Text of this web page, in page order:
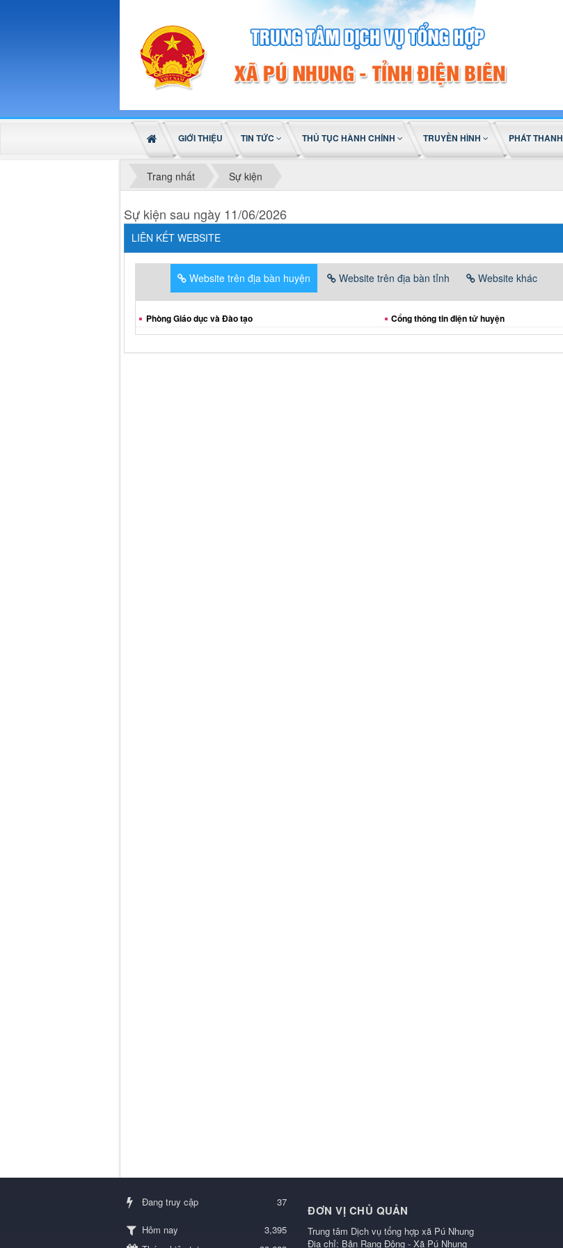
GIỚI THIỆU TIN TỨC THỦ TỤC HÀNH CHÍNH TRUYỀN HÌNH PHÁT THANH
Trang nhất Sự kiện
Sự kiện sau ngày 11/06/2026
LIÊN KẾT WEBSITE
Website trên địa bàn huyện Website trên địa bàn tỉnh Website khác
Phòng Giáo dục và Đào tạo Cổng thông tin điện tử huyện
Đang truy cập 37
Hôm nay
3,395
ĐƠN VỊ CHỦ QUẢN
Trung tâm Dịch vụ tổng hợp xã Pú Nhung
Địa chỉ: Bản Rạng Đông - Xã Pú Nhung